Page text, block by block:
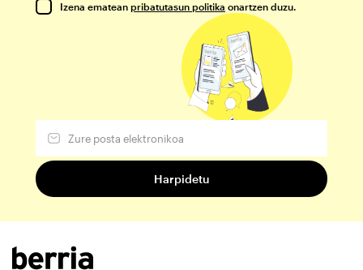
Izena ematean pribatutasun politika onartzen duzu.